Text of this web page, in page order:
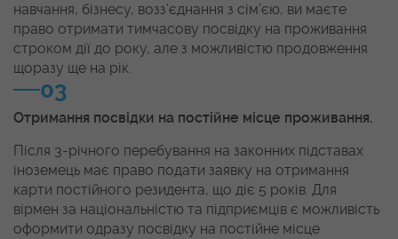
навчання, бізнесу, возз’єднання з сім’єю, ви маєте
право отримати тимчасову посвідку на проживання
строком дії до року, але з можливістю продовження
щоразу ще на рік.
03
Отримання посвідки на постійне місце проживання.
Після 3-річного перебування на законних підставах
іноземець має право подати заявку на отримання
карти постійного резидента, що діє 5 років. Для
вірмен за національністю та підприємців є можливість
оформити одразу посвідку на постійне місце